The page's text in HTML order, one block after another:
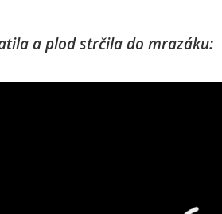
a plod strčila do mrazáku: